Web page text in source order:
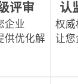
评审
企业
供优化解
认
权威
让您